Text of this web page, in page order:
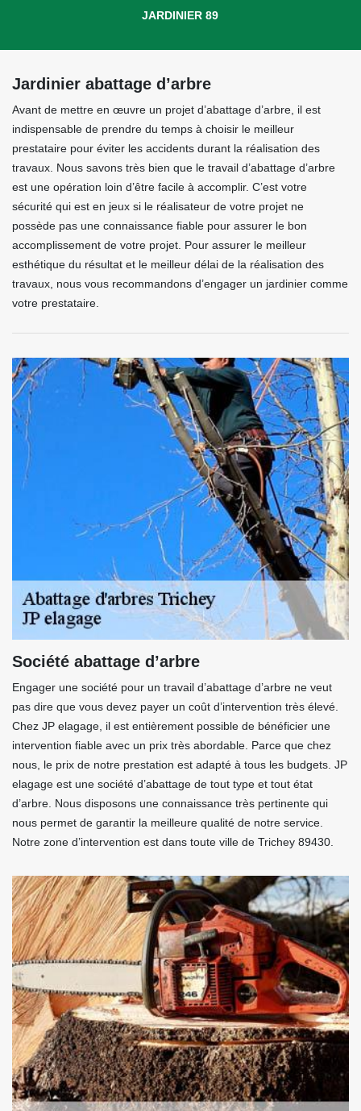
JARDINIER 89
Jardinier abattage d’arbre
Avant de mettre en œuvre un projet d’abattage d’arbre, il est
indispensable de prendre du temps à choisir le meilleur
prestataire pour éviter les accidents durant la réalisation des
travaux. Nous savons très bien que le travail d’abattage d’arbre
est une opération loin d’être facile à accomplir. C’est votre
sécurité qui est en jeux si le réalisateur de votre projet ne
possède pas une connaissance fiable pour assurer le bon
accomplissement de votre projet. Pour assurer le meilleur
esthétique du résultat et le meilleur délai de la réalisation des
travaux, nous vous recommandons d’engager un jardinier comme
votre prestataire.
Société abattage d’arbre
Engager une société pour un travail d’abattage d’arbre ne veut
pas dire que vous devez payer un coût d’intervention très élevé.
Chez JP elagage, il est entièrement possible de bénéficier une
intervention fiable avec un prix très abordable. Parce que chez
nous, le prix de notre prestation est adapté à tous les budgets. JP
elagage est une société d’abattage de tout type et tout état
d’arbre. Nous disposons une connaissance très pertinente qui
nous permet de garantir la meilleure qualité de notre service.
Notre zone d’intervention est dans toute ville de Trichey 89430.